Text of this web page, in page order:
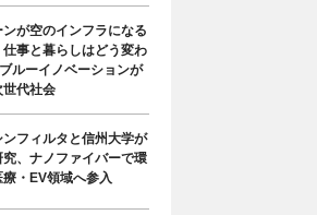
ンが空のインフラになる
事と暮らしはどう変わ
ルーイノベーションが
世代社会
ンフィルタと信州大学が
究、ナノファイバーで環
療・EV領域へ参入